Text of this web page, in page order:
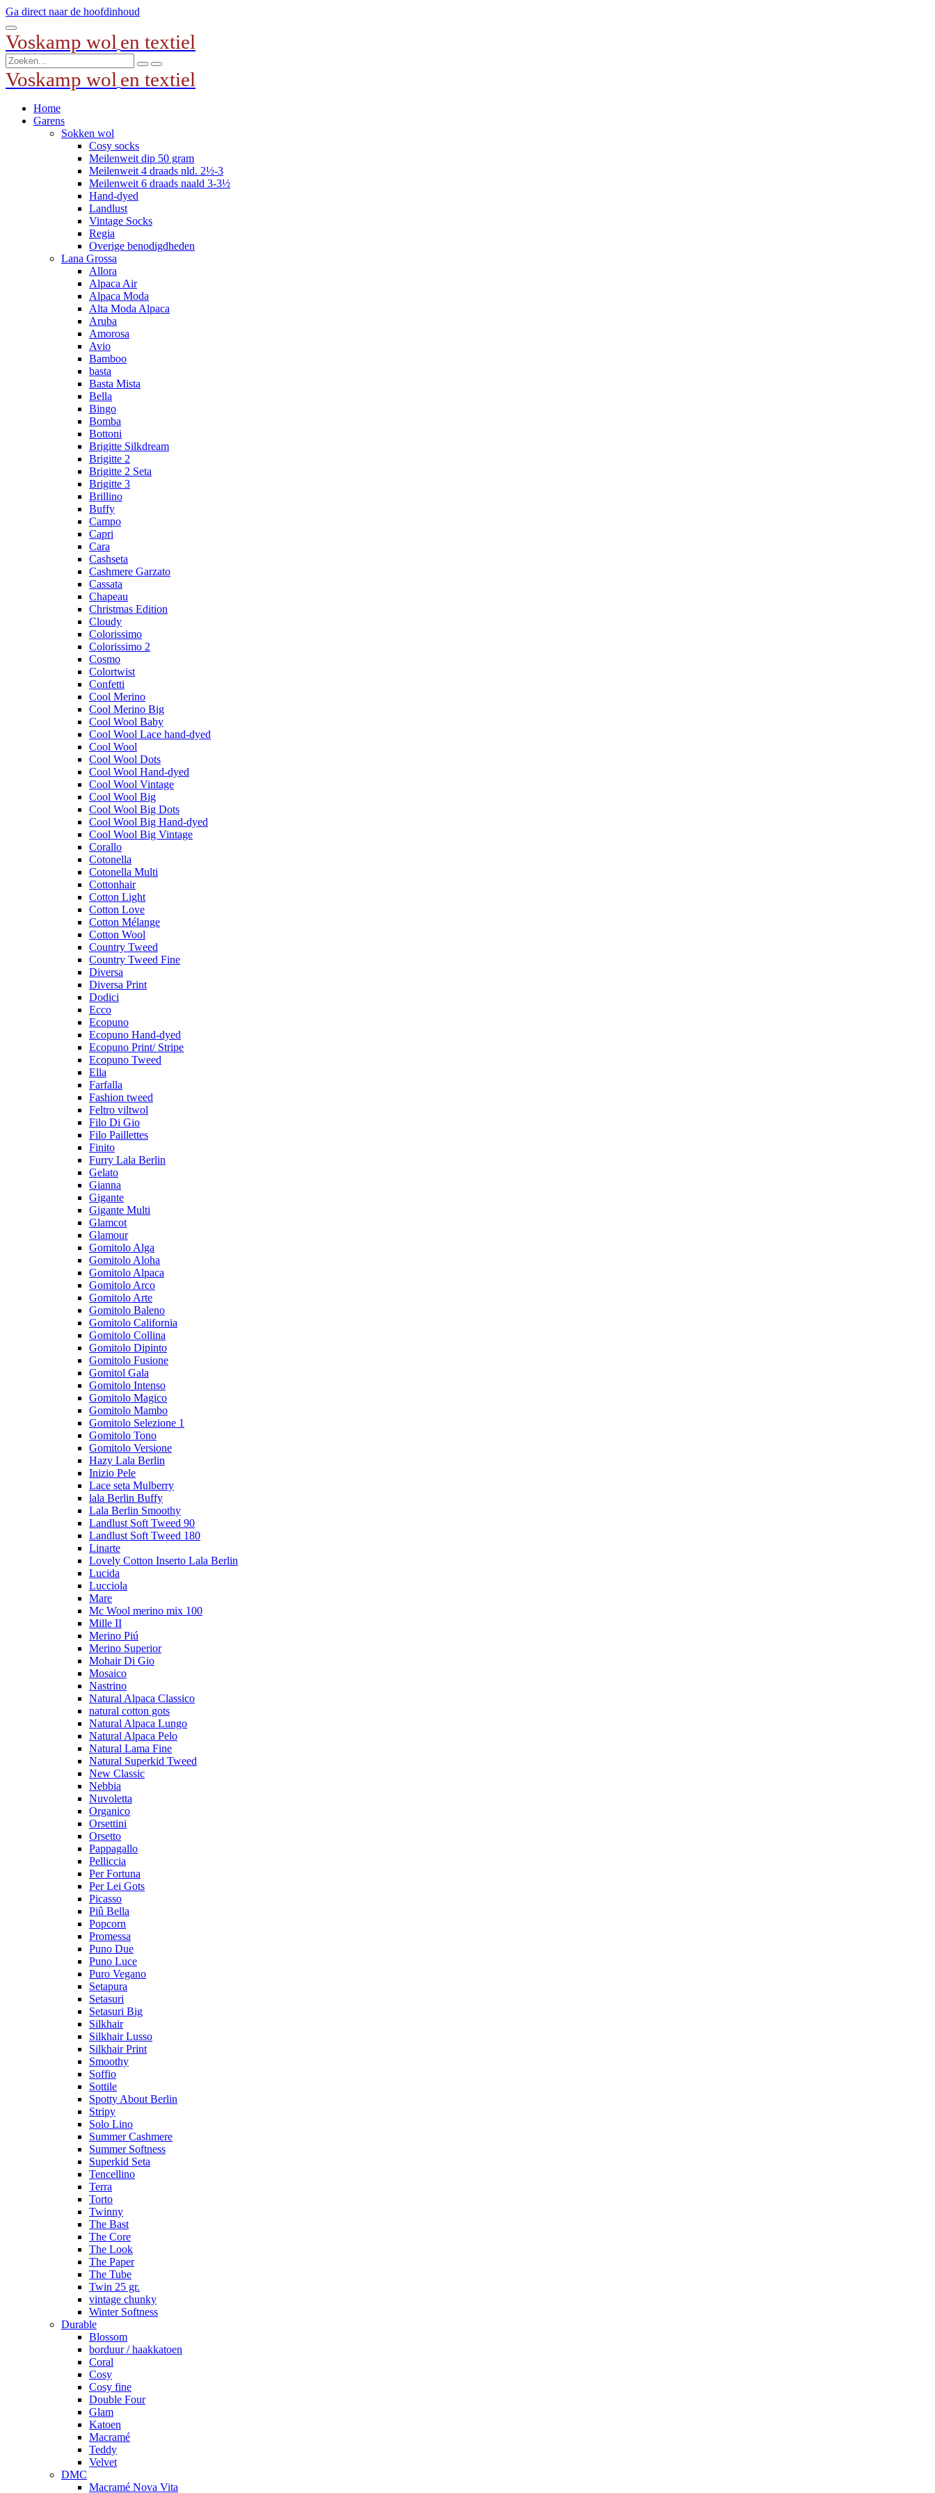
Ga direct naar de hoofdinhoud
Voskamp wol en textiel
Voskamp wol en textiel
Home
Garens
Sokken wol
Cosy socks
Meilenweit dip 50 gram
Meilenweit 4 draads nld. 2½-3
Meilenweit 6 draads naald 3-3½
Hand-dyed
Landlust
Vintage Socks
Regia
Overige benodigdheden
Lana Grossa
Allora
Alpaca Air
Alpaca Moda
Alta Moda Alpaca
Aruba
Amorosa
Avio
Bamboo
basta
Basta Mista
Bella
Bingo
Bomba
Bottoni
Brigitte Silkdream
Brigitte 2
Brigitte 2 Seta
Brigitte 3
Brillino
Buffy
Campo
Capri
Cara
Cashseta
Cashmere Garzato
Cassata
Chapeau
Christmas Edition
Cloudy
Colorissimo
Colorissimo 2
Cosmo
Colortwist
Confetti
Cool Merino
Cool Merino Big
Cool Wool Baby
Cool Wool Lace hand-dyed
Cool Wool
Cool Wool Dots
Cool Wool Hand-dyed
Cool Wool Vintage
Cool Wool Big
Cool Wool Big Dots
Cool Wool Big Hand-dyed
Cool Wool Big Vintage
Corallo
Cotonella
Cotonella Multi
Cottonhair
Cotton Light
Cotton Love
Cotton Mélange
Cotton Wool
Country Tweed
Country Tweed Fine
Diversa
Diversa Print
Dodici
Ecco
Ecopuno
Ecopuno Hand-dyed
Ecopuno Print/ Stripe
Ecopuno Tweed
Ella
Farfalla
Fashion tweed
Feltro viltwol
Filo Di Gio
Filo Paillettes
Finito
Furry Lala Berlin
Gelato
Gianna
Gigante
Gigante Multi
Glamcot
Glamour
Gomitolo Alga
Gomitolo Aloha
Gomitolo Alpaca
Gomitolo Arco
Gomitolo Arte
Gomitolo Baleno
Gomitolo California
Gomitolo Collina
Gomitolo Dipinto
Gomitolo Fusione
Gomitol Gala
Gomitolo Intenso
Gomitolo Magico
Gomitolo Mambo
Gomitolo Selezione 1
Gomitolo Tono
Gomitolo Versione
Hazy Lala Berlin
Inizio Pele
Lace seta Mulberry
lala Berlin Buffy
Lala Berlin Smoothy
Landlust Soft Tweed 90
Landlust Soft Tweed 180
Linarte
Lovely Cotton Inserto Lala Berlin
Lucida
Lucciola
Mare
Mc Wool merino mix 100
Mille II
Merino Piú
Merino Superior
Mohair Di Gio
Mosaico
Nastrino
Natural Alpaca Classico
natural cotton gots
Natural Alpaca Lungo
Natural Alpaca Pelo
Natural Lama Fine
Natural Superkid Tweed
New Classic
Nebbia
Nuvoletta
Organico
Orsettini
Orsetto
Pappagallo
Pelliccia
Per Fortuna
Per Lei Gots
Picasso
Piû Bella
Popcorn
Promessa
Puno Due
Puno Luce
Puro Vegano
Setapura
Setasuri
Setasuri Big
Silkhair
Silkhair Lusso
Silkhair Print
Smoothy
Soffio
Sottile
Spotty About Berlin
Stripy
Solo Lino
Summer Cashmere
Summer Softness
Superkid Seta
Tencellino
Terra
Torto
Twinny
The Bast
The Core
The Look
The Paper
The Tube
Twin 25 gr.
vintage chunky
Winter Softness
Durable
Blossom
borduur / haakkatoen
Coral
Cosy
Cosy fine
Double Four
Glam
Katoen
Macramé
Teddy
Velvet
DMC
Macramé Nova Vita